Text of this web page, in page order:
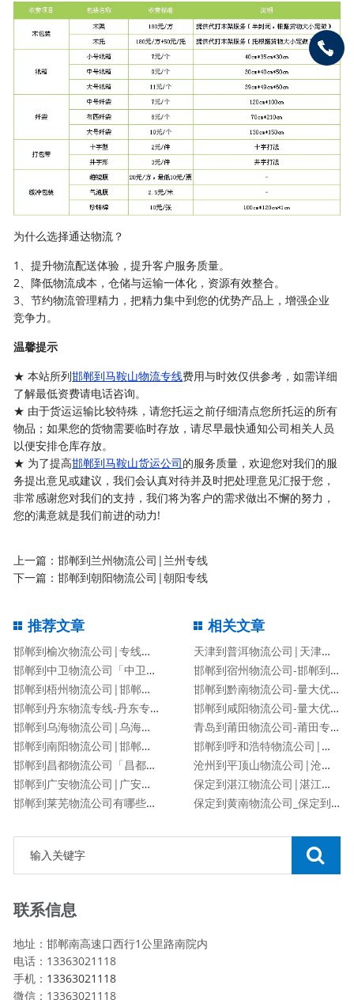
为什么选择通达物流？
1、提升物流配送体验，提升客户服务质量。
2、降低物流成本，仓储与运输一体化，资源有效整合。
3、节约物流管理精力，把精力集中到您的优势产品上，增强企业
竞争力。
温馨提示
★ 本站所列邯郸到马鞍山物流专线费用与时效仅供参考，如需详细
了解最低资费请电话咨询。
★ 由于货运运输比较特殊，请您托运之前仔细清点您所托运的所有
物品；如果您的货物需要临时存放，请尽早最快通知公司相关人员
以便安排仓库存放。
★ 为了提高邯郸到马鞍山货运公司的服务质量，欢迎您对我们的服
务提出意见或建议，我们会认真对待并及时把处理意见汇报于您，
非常感谢您对我们的支持，我们将为客户的需求做出不懈的努力，
您的满意就是我们前进的动力!
上一篇：邯郸到兰州物流公司|兰州专线
下一篇：邯郸到朝阳物流公司|朝阳专线
推荐文章
邯郸到榆次物流公司|专线直达
邯郸到中卫物流公司「中卫专线」
邯郸到梧州物流公司|邯郸到梧州物流专线
邯郸到丹东物流专线-丹东专线
邯郸到乌海物流公司|乌海专线
邯郸到南阳物流公司|邯郸到南阳货运专线
邯郸到昌都物流公司「昌都专线」
邯郸到广安物流公司|广安专线
邯郸到莱芜物流公司有哪些专线
相关文章
天津到普洱物流公司|天津到普洱物流专线
邯郸到宿州物流公司-邯郸到宿州货运专线
邯郸到黔南物流公司-量大优惠「价格优惠」
邯郸到咸阳物流公司-量大优惠「价格优惠」
青岛到莆田物流公司-莆田专线
邯郸到呼和浩特物流公司|邯郸到呼和浩特物流专线
沧州到平顶山物流公司|沧州到平顶山物流专线
保定到湛江物流公司|湛江专线
保定到黄南物流公司_保定到黄南物流专线
联系信息
地址：邯郸南高速口西行1公里路南院内
电话：13363021118
手机： 13363021118
微信：13363021118